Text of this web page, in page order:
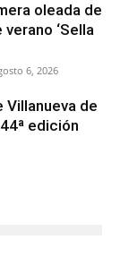
oleada de
‘Sella
6, 2026
Villanueva de
edición